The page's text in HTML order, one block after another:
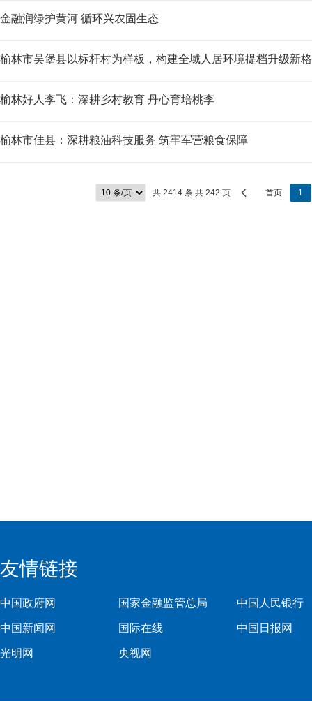
金融润绿护黄河 循环兴农固生态
榆林市吴堡县以标杆村为样板，构建全域人居环境提档升级新
榆林好人李飞：深耕乡村教育 丹心育培桃李
榆林市佳县：深耕粮油科技服务 筑牢军营粮食保障
共 2414 条 共 242 页 首页 1
友情链接
中国政府网 国家金融监管总局 中国人民银行
中国新闻网 国际在线 中国日报网
光明网 央视网